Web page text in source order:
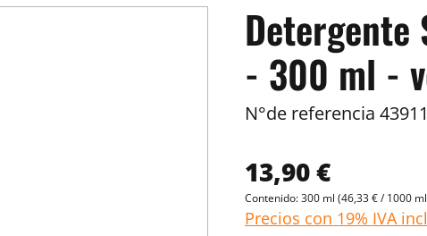
- 300 ml -
N°de referencia
13,90 €
Contenido:300 ml (46,33 € / 1000
Precios con 19% IVA